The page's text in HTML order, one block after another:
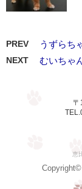
PREV うずらち
NEXT むいちゃ
〒
恵